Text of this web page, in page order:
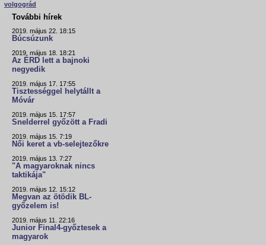
volgográd
További hírek
2019. május 22. 18:15
Búcsúzunk
2019. május 18. 18:21
Az ÉRD lett a bajnoki
negyedik
2019. május 17. 17:55
Tisztességgel helytállt a
Móvár
2019. május 15. 17:57
Snelderrel győzött a Fradi
2019. május 15. 7:19
Női keret a vb-selejtezőkre
2019. május 13. 7:27
"A magyaroknak nincs
taktikája"
2019. május 12. 15:12
Megvan az ötödik BL-
győzelem is!
2019. május 11. 22:16
Junior Final4-győztesek a
magyarok